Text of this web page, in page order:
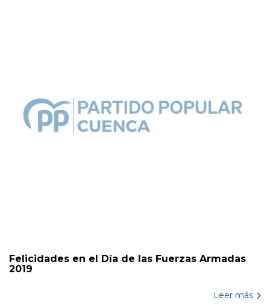
Felicidades en el Día de las Fuerzas Armadas
2019
Leer más